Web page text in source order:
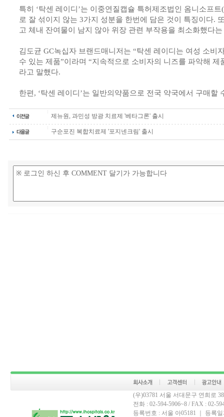
특히 ‘탁센 레이디’는 이중연질캡슐 특허제조법인 옴니소프
로 잘 섞이지 않는 3가지 성분을 한번에 담은 것이 특징이다.
고 체내 잔여물이 남지 않아 위장 관련 부작용을 최소화했다
김도균 GC녹십자 브랜드매니저는 “탁센 레이디는 여성 소비
수 있는 제품”이라며 “지속적으로 소비자의 니즈를 파악해 제
라고 말했다.
한편, ‘탁센 레이디’는 일반의약품으로 전국 약국에서 구매할
제뉴원, 과민성 방광 치료제 '베타그론' 출시
구순포진 복합치료제 '포지넨크림' 출시
(우)03781 서울 서대문구 연희로
전화 : 02-594-5906~8 / FAX : 02-
등록번호 : 서울 아05181 ｜ 등록